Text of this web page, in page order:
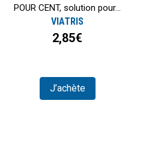
POUR CENT, solution pour...
VIATRIS
2,85€
J’achète